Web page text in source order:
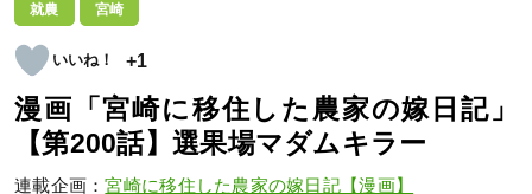
就農 宮崎
+1
漫画「宮崎に移住した農家の嫁日記」
【第200話】選果場マダムキラー
連載企画：宮崎に移住した農家の嫁日記【漫画】